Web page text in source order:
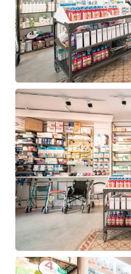
Diseño
farmacia
Navalcarnero
Diseño